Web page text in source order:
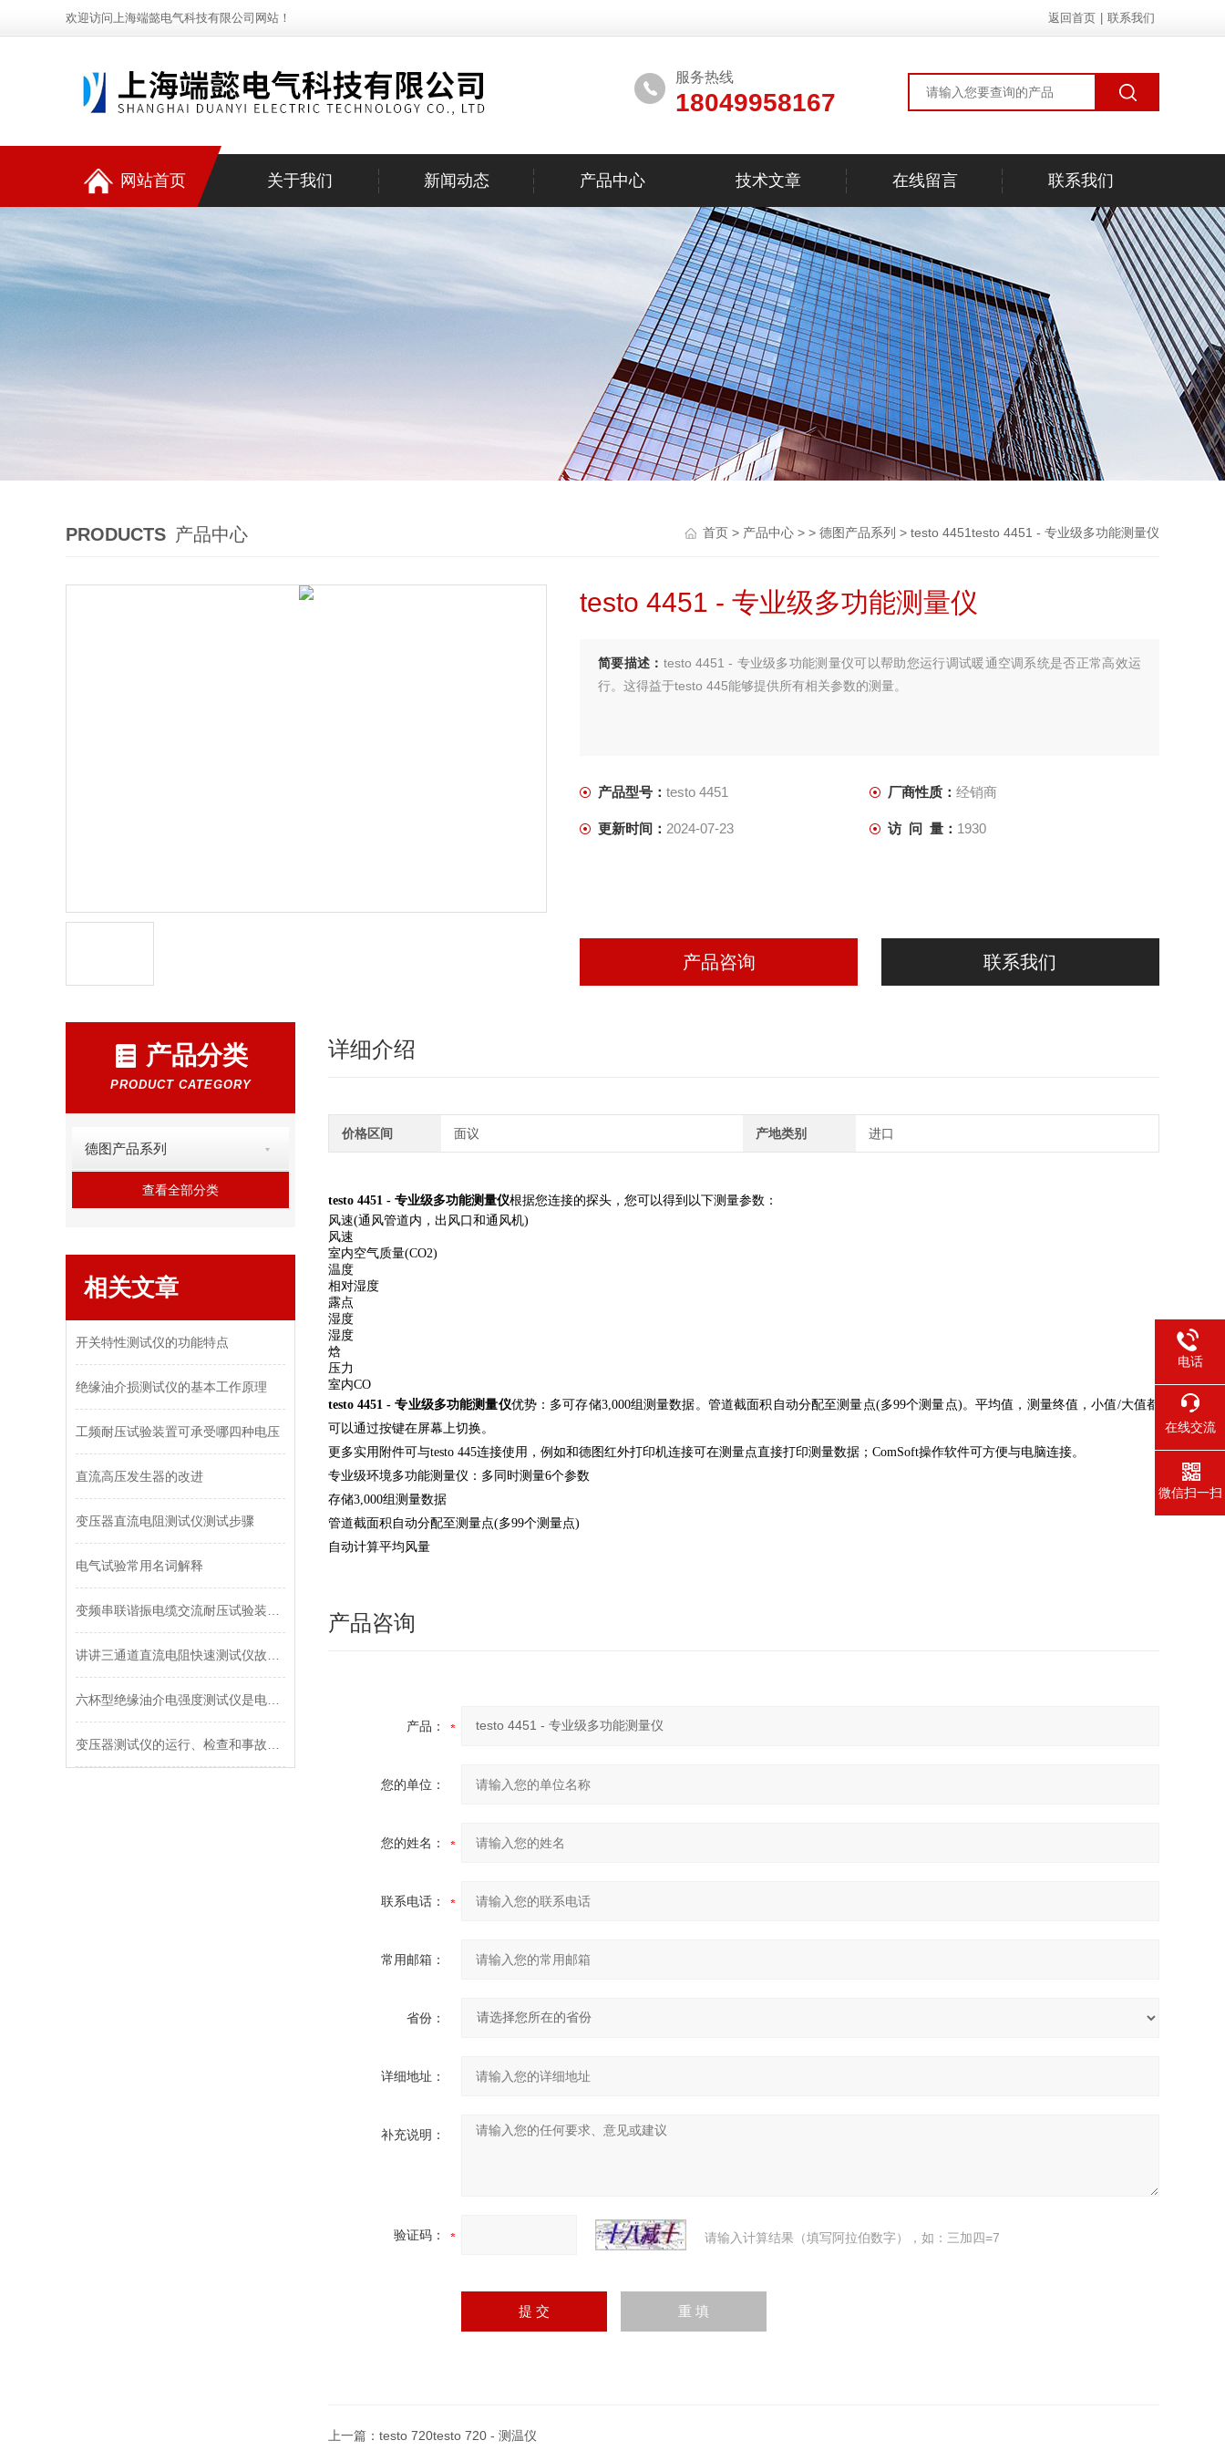
欢迎访问上海端懿电气科技有限公司网站！ 返回首页 联系我们
服务热线
18049958167
网站首页 关于我们 新闻动态 产品中心 技术文章 在线留言 联系我们
PRODUCTS 产品中心 首页 > 产品中心 > > 德图产品系列 > testo 4451testo 4451 - 专业级多功能测量仪
testo 4451 - 专业级多功能测量仪
简要描述： testo 4451 - 专业级多功能测量仪可以帮助您运行调试暖通空调系统是否正常高效运
行。这得益于testo 445能够提供所有相关参数的测量。
产品型号： testo 4451 厂商性质： 经销商
更新时间： 2024-07-23 访 问 量： 1930
产品咨询 联系我们
产品分类
PRODUCT CATEGORY
德图产品系列
查看全部分类
相关文章
开关特性测试仪的功能特点
绝缘油介损测试仪的基本工作原理
工频耐压试验装置可承受哪四种电压
直流高压发生器的改进
变压器直流电阻测试仪测试步骤
电气试验常用名词解释
详细介绍
价格区间 面议 产地类别 进口
testo 4451 - 专业级多功能测量仪根据您连接的探头，您可以得到以下测量参数：
风速(通风管道内，出风口和通风机)
风速
室内空气质量(CO2)
温度
相对湿度
露点
湿度
湿度
焓
压力
室内CO
testo 4451 - 专业级多功能测量仪优势：多可存储3,000组测量数据。管道截面积自动分配至测量点(多99个测量点)。平均值，测量终值，小值/大值都
可以通过按键在屏幕上切换。
更多实用附件可与testo 445连接使用，例如和德图红外打印机连接可在测量点直接打印测量数据；ComSoft操作软件可方便与电脑连接。
专业级环境多功能测量仪：多同时测量6个参数
存储3,000组测量数据
管道截面积自动分配至测量点(多99个测量点)
自动计算平均风量
产品咨询
产品：
您的单位：
您的姓名：
联系电话：
常用邮箱：
省份：
详细地址：
补充说明：
验证码： 请输入计算结果（填写阿拉伯数字），如：三加四=7
上一篇： testo 720testo 720 - 测温仪
电话
在线交流
微信扫一扫